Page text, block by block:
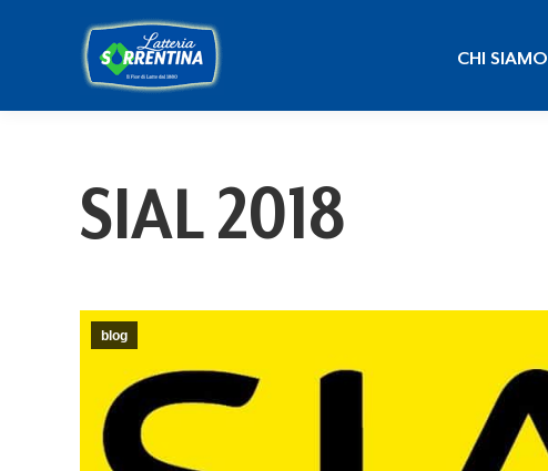
CHI SIAMO
SIAL 2018
blog